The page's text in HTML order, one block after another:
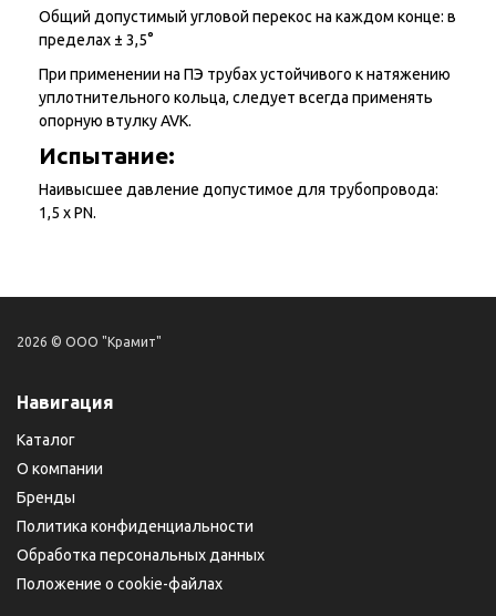
Общий допустимый угловой перекос на каждом конце: в
пределах ± 3,5°
При применении на ПЭ трубах устойчивого к натяжению
уплотнительного кольца, следует всегда применять
опорную втулку AVK.
Испытание:
Наивысшее давление допустимое для трубопровода:
1,5 х PN.
2026 © ООО "Крамит"
Навигация
Каталог
О компании
Бренды
Политика конфиденциальности
Обработка персональных данных
Положение о cookie-файлах